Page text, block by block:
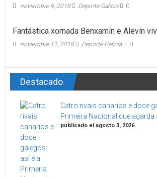
noviembre 9, 2018 Deporte Galicia 0
Fantástica xornada Benxamín e Alevín
noviembre 11, 2018 Deporte Galicia 0
Destacado
Catro rivais canarios e doce
Primeira Nacional que agarda
publicado el agosto 3, 2026